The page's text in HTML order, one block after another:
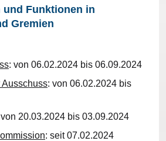
Funktionen in
Gremien
: von 06.02.2024 bis 06.09.2024
: von 06.02.2024 bis
von 20.03.2024 bis 03.09.2024
: seit 07.02.2024